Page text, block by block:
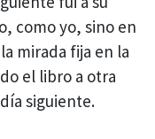
como yo, sino en
mirada fija en la
el libro a otra
siguiente.